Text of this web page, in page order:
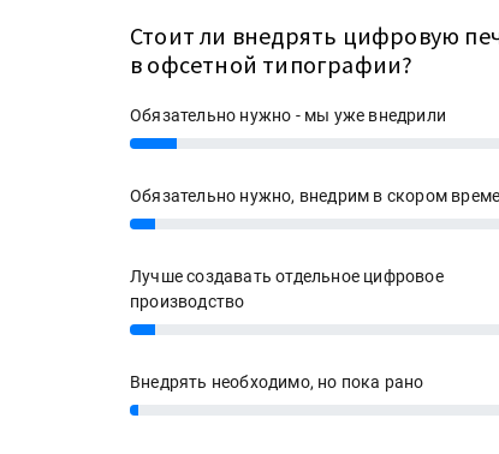
Стоит ли внедрять цифровую
в офсетной типографии?
Обязательно нужно - мы уже внедрили
11%
Обязательно нужно, внедрим в скором
6%
Лучше создавать отдельное цифровое
производство
6%
Внедрять необходимо, но пока рано
2%
«Дубль В» расширяет
фольги для горячего
запущен в компании